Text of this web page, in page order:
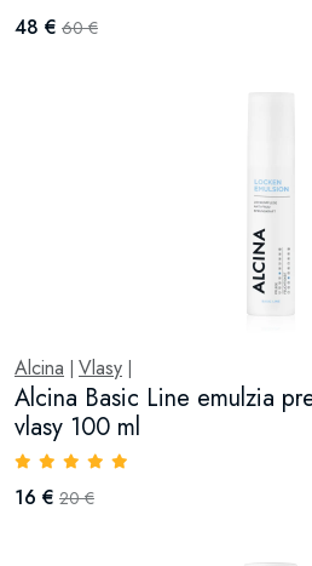
48 € 60 €
Alcina Vlasy
Alcina Basic Line emulzia
vlasy 100 ml
16 € 20 €